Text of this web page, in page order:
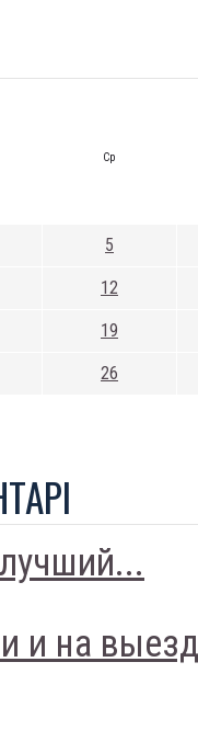
Ср
5
12
19
26
и на